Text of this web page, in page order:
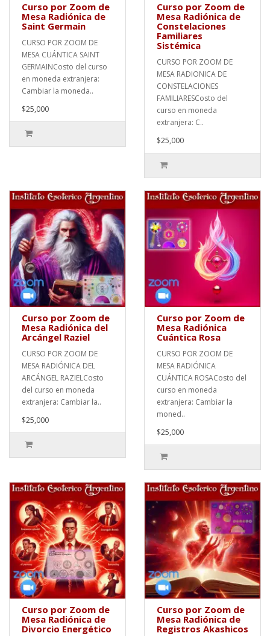
Curso por Zoom de
Mesa Radiónica de
Saint Germain
CURSO POR ZOOM DE
MESA CUÁNTICA SAINT
GERMAINCosto del curso
en moneda extranjera:
Cambiar la moneda..
$25,000
Curso por Zoom de
Mesa Radiónica de
Constelaciones
Familiares
Sistémica
CURSO POR ZOOM DE
MESA RADIONICA DE
CONSTELACIONES
FAMILIARESCosto del
curso en moneda
extranjera: C..
$25,000
Curso por Zoom de
Mesa Radiónica del
Arcángel Raziel
CURSO POR ZOOM DE
MESA RADIÓNICA DEL
ARCÁNGEL RAZIELCosto
del curso en moneda
extranjera: Cambiar la..
$25,000
Curso por Zoom de
Mesa Radiónica
Cuántica Rosa
CURSO POR ZOOM DE
MESA RADIÓNICA
CUÁNTICA ROSACosto del
curso en moneda
extranjera: Cambiar la
moned..
$25,000
Curso por Zoom de
Mesa Radiónica de
Divorcio Energético
Curso por Zoom de
Mesa Radiónica de
Registros Akashicos